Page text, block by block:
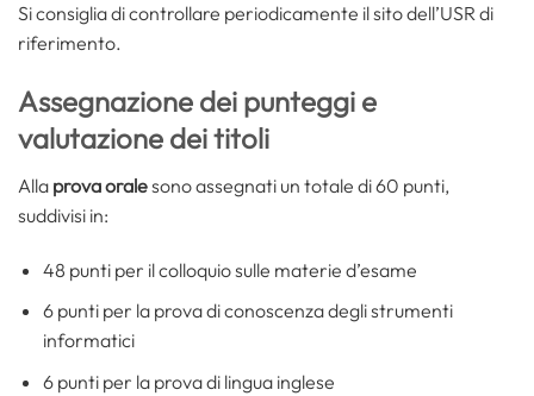
Si consiglia di controllare periodicamente il sito dell’USR di
riferimento.
Assegnazione dei punteggi e
valutazione dei titoli
Alla prova oralesono assegnati un totale di 60 punti,
suddivisi in:
48 punti per il colloquio sulle materie d’esame
6 punti per la prova di conoscenza degli strumenti
informatici
6 punti per la prova di lingua inglese